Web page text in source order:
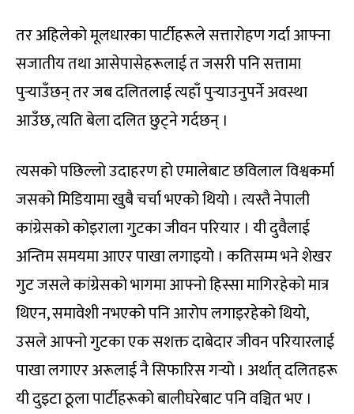
तर अहिलेको मूलधारका पार्टीहरूले सत्तारोहण गर्दा आफ्ना
सजातीय तथा आसेपासेहरूलाई त जसरी पनि सत्तामा
पुर्‍याउँछन् तर जब दलितलाई त्यहाँ पुर्‍याउनुपर्ने अवस्था
आउँछ, त्यति बेला दलित छुट्ने गर्दछन् ।
त्यसको पछिल्लो उदाहरण हो एमालेबाट छविलाल विश्वकर्मा
जसको मिडियामा खुबै चर्चा भएको थियो । त्यस्तै नेपाली
कांग्रेसको कोइराला गुटका जीवन परियार । यी दुवैलाई
अन्तिम समयमा आएर पाखा लगाइयो । कतिसम्म भने शेखर
गुट जसले कांग्रेसको भागमा आफ्नो हिस्सा मागिरहेको मात्र
थिएन, समावेशी नभएको पनि आरोप लगाइरहेको थियो,
उसले आफ्नो गुटका एक सशक्त दाबेदार जीवन परियारलाई
पाखा लगाएर अरूलाई नै सिफारिस गर्‍यो । अर्थात् दलितहरू
यी दुइटा ठूला पार्टीहरूको बालीघरेबाट पनि वञ्चित भए ।